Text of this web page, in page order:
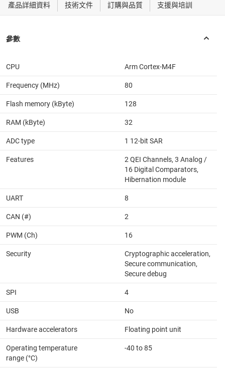
CPU Arm Cortex-M4F
Frequency (MHz) 80
Flash memory (kByte) 128
RAM (kByte) 32
ADC type 1 12-bit SAR
Features
2 QEI Channels, 3 Analog /
16 Digital Comparators,
Hibernation module
UART 8
CAN (#) 2
PWM (Ch) 16
Security
Cryptographic acceleration,
Secure communication,
Secure debug
SPI 4
USB No
Hardware accelerators Floating point unit
Operating temperature
range (°C)
-40 to 85